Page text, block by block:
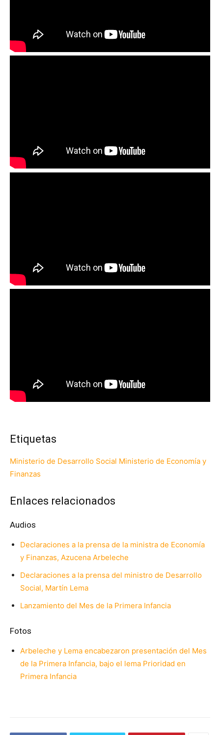
Etiquetas
Ministerio de Desarrollo Social Ministerio de Economía y
Finanzas
Enlaces relacionados
Audios
Declaraciones a la prensa de la ministra de Economía
y Finanzas, Azucena Arbeleche
Declaraciones a la prensa del ministro de Desarrollo
Social, Martín Lema
Lanzamiento del Mes de la Primera Infancia
Fotos
Arbeleche y Lema encabezaron presentación del Mes
de la Primera Infancia, bajo el lema Prioridad en
Primera Infancia